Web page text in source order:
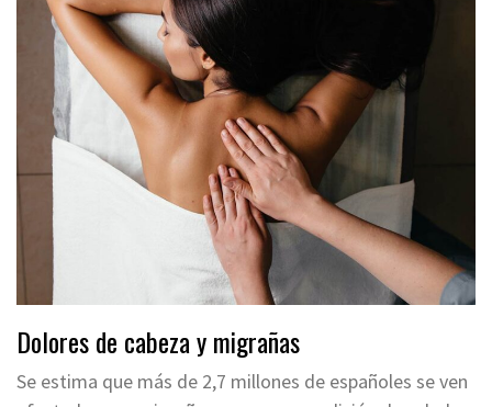
Dolores de cabeza y migrañas
Se estima que más de 2,7 millones de españoles se ven